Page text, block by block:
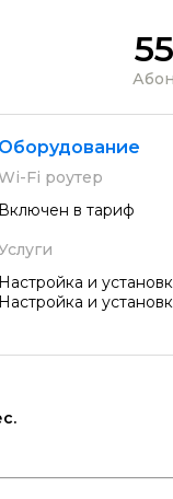
Оборудование
Fi роутер
Включен в тариф
Настройка и
Настройка и